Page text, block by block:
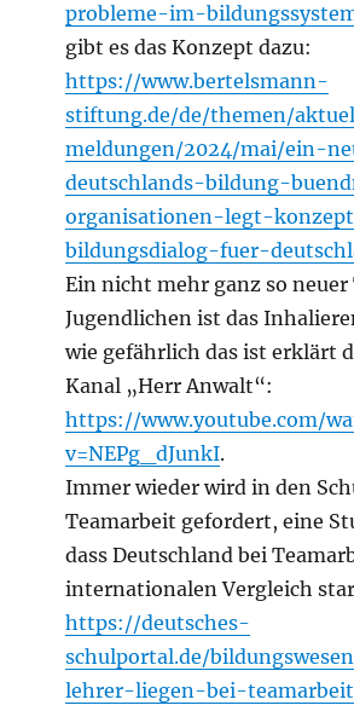
probleme-im-
gibt es das Konzept dazu:
https://www.bertelsmann-
stiftung.de/de/themen/
meldungen/2024/mai/ein-
deutschlands-bildung-
organisationen-legt-
bildungsdialog-fuer-
Ein nicht mehr ganz so neuer
Jugendlichen ist das
wie gefährlich das ist erklärt
Kanal „Herr Anwalt“:
https://www.youtube.com/
v=NEPg_dJunkI.
Immer wieder wird in den
Teamarbeit gefordert, eine
dass Deutschland bei
internationalen Vergleich
https://deutsches-
schulportal.de/
lehrer-liegen-bei-